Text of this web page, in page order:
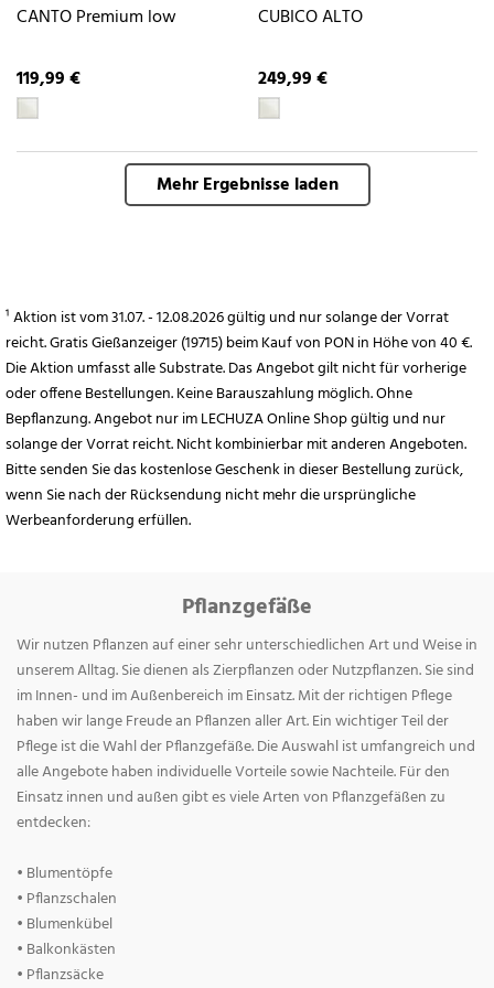
CANTO Premium low
119,99 €
CUBICO ALTO
249,99 €
Mehr Ergebnisse laden
¹ Aktion ist vom 31.07. - 12.08.2026 gültig und nur solange der Vorrat
reicht. Gratis Gießanzeiger (19715) beim Kauf von PON in Höhe von 40 €.
Die Aktion umfasst alle Substrate. Das Angebot gilt nicht für vorherige
oder offene Bestellungen. Keine Barauszahlung möglich. Ohne
Bepflanzung. Angebot nur im LECHUZA Online Shop gültig und nur
solange der Vorrat reicht. Nicht kombinierbar mit anderen Angeboten.
Bitte senden Sie das kostenlose Geschenk in dieser Bestellung zurück,
wenn Sie nach der Rücksendung nicht mehr die ursprüngliche
Werbeanforderung erfüllen.
Pflanzgefäße
Wir nutzen Pflanzen auf einer sehr unterschiedlichen Art und Weise in
unserem Alltag. Sie dienen als Zierpflanzen oder Nutzpflanzen. Sie sind
im Innen- und im Außenbereich im Einsatz. Mit der richtigen Pflege
haben wir lange Freude an Pflanzen aller Art. Ein wichtiger Teil der
Pflege ist die Wahl der Pflanzgefäße. Die Auswahl ist umfangreich und
alle Angebote haben individuelle Vorteile sowie Nachteile. Für den
Einsatz innen und außen gibt es viele Arten von Pflanzgefäßen zu
entdecken:
• Blumentöpfe
• Pflanzschalen
• Blumenkübel
• Balkonkästen
• Pflanzsäcke